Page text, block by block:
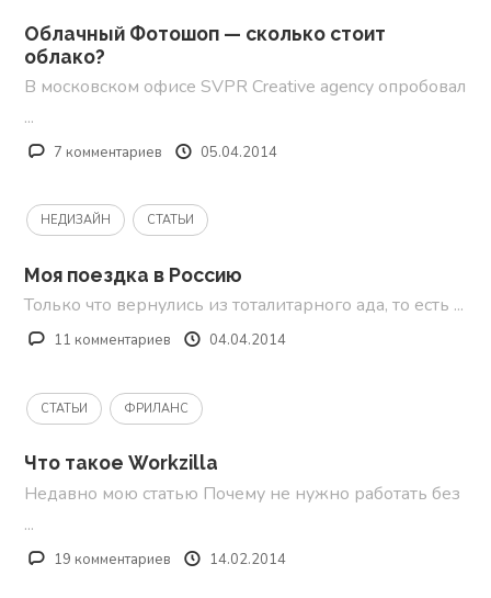
Облачный Фотошоп — сколько стоит
облако?
В московском офисе SVPR Creative agency опробовал
...
7 комментариев 05.04.2014
НЕДИЗАЙН СТАТЬИ
Моя поездка в Россию
Только что вернулись из тоталитарного ада, то есть ...
11 комментариев 04.04.2014
СТАТЬИ ФРИЛАНС
Что такое Workzilla
Недавно мою статью Почему не нужно работать без
...
19 комментариев 14.02.2014